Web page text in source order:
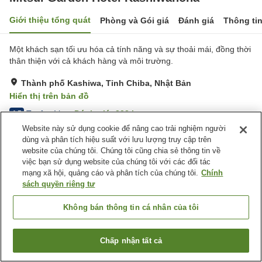
Giới thiệu tổng quát Phòng và Gói giá Đánh giá Thông
Một khách sạn tối ưu hóa cả tính năng và sự thoải mái, đồng thời
thân thiện với cả khách hàng và môi trường.
Thành phố Kashiwa, Tỉnh Chiba, Nhật Bản
Hiển thị trên bản đồ
4.5 Tuyệt vời Đánh giá:322lượt
Tiện nghi chỗ nghỉ
Xông hơi
Spa / Salon
Phòng tập gym
Nhà hàng
Nhật Bản Tỉnh Chiba
Thành phố Kashiwa
Mitsui Garden Hotel Kashiwanoha
Tìm phòng trống
Website này sử dụng cookie để nâng cao trải nghiệm người
dùng và phân tích hiệu suất với lưu lượng truy cập trên
website của chúng tôi. Chúng tôi cũng chia sẻ thông tin về
việc bạn sử dụng website của chúng tôi với các đối tác
mạng xã hội, quảng cáo và phân tích của chúng tôi. Chính
sách quyền riêng tư
Không bán thông tin cá nhân của tôi
Chấp nhận tất cả